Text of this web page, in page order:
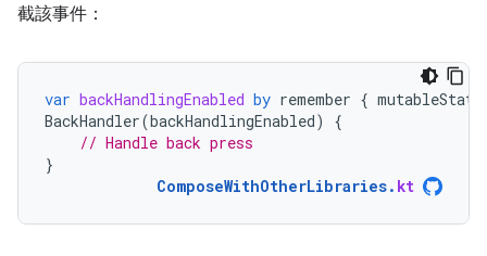
截該事件：
var backHandlingEnabled by remember {
BackHandler(backHandlingEnabled)
{
// Handle back press
}
ComposeWithOtherLibraries. kt